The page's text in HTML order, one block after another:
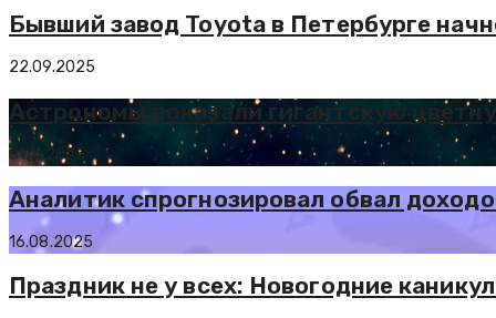
Бывший завод Toyota в Петербурге
22.09.2025
Астрономы показали гигантскую
01.11.2025
Аналитик спрогнозировал обвал
16.08.2025
Праздник не у всех: Новогодние